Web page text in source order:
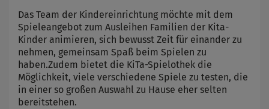
Das Team der Kindereinrichtung möchte mit dem
Spieleangebot zum Ausleihen Familien der Kita-
Kinder animieren, sich bewusst Zeit für einander zu
nehmen, gemeinsam Spaß beim Spielen zu
haben.Zudem bietet die KiTa-Spielothek die
Möglichkeit, viele verschiedene Spiele zu testen, die
in einer so großen Auswahl zu Hause eher selten
bereitstehen.